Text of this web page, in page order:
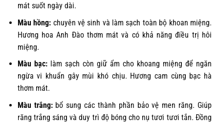
mát suốt ngày dài.
Màu hồng: chuyên vệ sinh và làm sạch toàn bộ khoan miệng.
Hương hoa Anh Đào thơm mát và có khả năng điều trị hôi
miệng.
Màu bạc:làm sạch còn giữ ẩm cho khoang miệng để ngăn
ngừa vi khuẩn gây mùi khó chịu. Hương cam cùng bạc hà
thơm mát.
Màu trắng:bổ sung các thành phần bảo vệ men răng. Giúp
răng trắng sáng và duy trì độ bóng cho nụ tươi tươi tắn. Đồng